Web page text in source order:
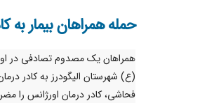
حمله همراهان بیمار به
همراهان یک مصدوم تصادفی در
(ع) شهرستان الیگودرز به کادر
فحاشی، کادر درمان اورژانس را